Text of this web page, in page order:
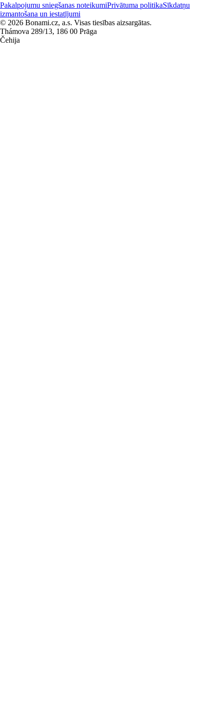
Pakalpojumu sniegšanas noteikumiPrivātuma politikaSīkdatņu
izmantošana un iestatījumi
© 2026 Bonami.cz, a.s. Visas tiesības aizsargātas.
Thámova 289/13, 186 00 Prāga
Čehija